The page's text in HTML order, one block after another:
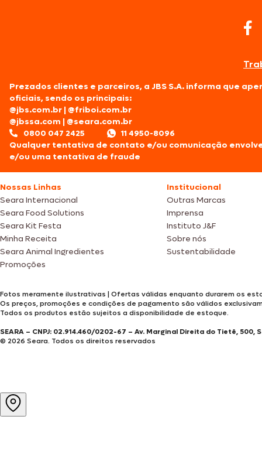
Prezados clientes e parceiros, a JBS S.A. informa que
oficiais, sendo os principais:
@jbs.com.br |@friboi.com.br
@jbssa.com |@seara.com.br
0800 047 2425
11 4950-8096
Qualquer tentativa de contato e/ou comunicação
e/ou uma tentativa de fraude
Nossas Linhas
Seara Internacional
Seara Food Solutions
Seara Kit Festa
Minha Receita
Seara Animal Ingredientes
Promoções
Institucional
Outras Marcas
Imprensa
Instituto J&F
Sobre nós
Sustentabilidade
Fotos meramente ilustrativas | Ofertas válidas enquanto durarem os
Os preços, promoções e condições de pagamento são válidos
Todos os produtos estão sujeitos a disponibilidade de estoque.
SEARA – CNPJ: 02.914.460/0202-67 – Av. Marginal Direita do Tietê, 500,
© 2026 Seara. Todos os direitos reservados